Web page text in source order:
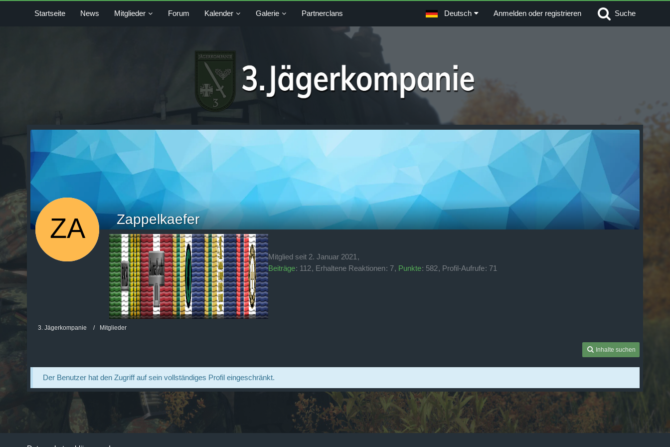
Startseite News Mitglieder Forum Kalender Galerie Partnerclans Deutsch Anmelden oder registrieren Suche
Zappelkaefer
Mitglied seit 2. Januar 2021
Beiträge 112 Erhaltene Reaktionen 7 Punkte 582 Profil-Aufrufe 71
3. Jägerkompanie Mitglieder
Inhalte suchen
Der Benutzer hat den Zugriff auf sein vollständiges Profil eingeschränkt.